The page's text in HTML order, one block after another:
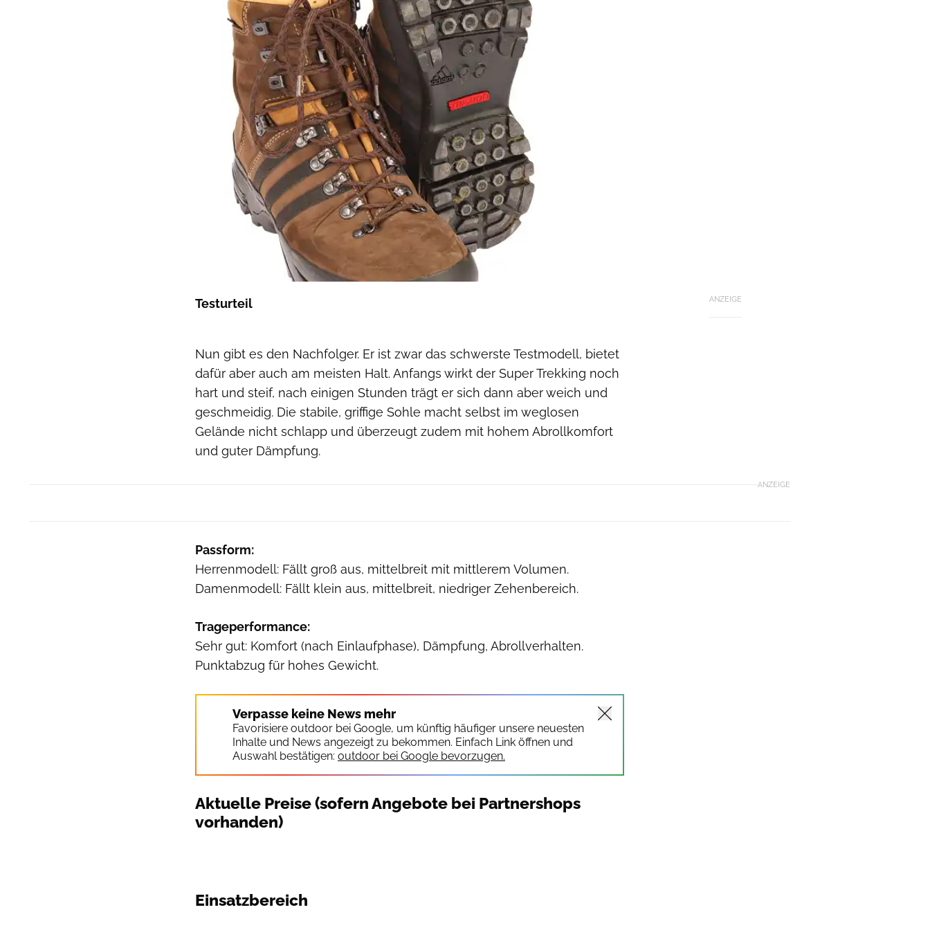
ANZEIGE
Testurteil
Nun gibt es den Nach­folger. Er ist zwar das schwerste Test­modell, bietet
dafür aber auch am meisten Halt. Anfangs wirkt der Super ­Trekking noch
hart und steif, nach ­einigen Stunden trägt er sich dann aber weich und
geschmeidig. Die stabile, griffige Sohle macht selbst im weglosen
Gelände nicht schlapp und überzeugt zudem mit hohem ­Abrollkomfort
und guter Dämpfung.
ANZEIGE
Passform:
Herrenmodell: Fällt groß aus, mittelbreit mit mittlerem Volumen.
Damenmodell: Fällt klein aus, mittelbreit, niedriger Zehenbereich.
Trageperformance:
Sehr gut: Komfort (nach Einlaufphase), Dämpfung, Abrollverhalten.
Punktabzug für hohes Gewicht.
Verpasse keine News mehr
Favorisiere outdoor bei Google, um künftig häufiger unsere neuesten
Inhalte und News angezeigt zu bekommen. Einfach Link öffnen und
Auswahl bestätigen: outdoor bei Google bevorzugen.
Aktuelle Preise (sofern Angebote bei Partnershops
vorhanden)
Einsatzbereich